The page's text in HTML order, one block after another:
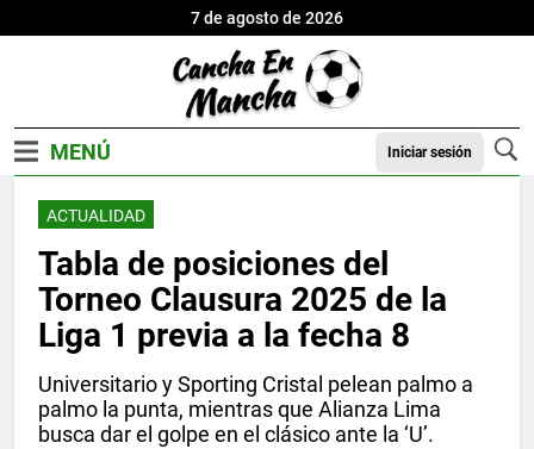
7 de agosto de 2026
Iniciar sesión
ACTUALIDAD
Tabla de posiciones del
Torneo Clausura 2025 de la
Liga 1 previa a la fecha 8
Universitario y Sporting Cristal pelean palmo a
palmo la punta, mientras que Alianza Lima
busca dar el golpe en el clásico ante la ‘U’.